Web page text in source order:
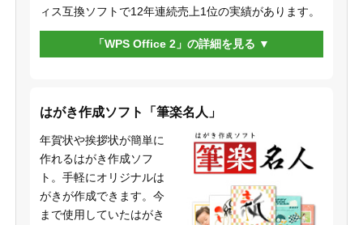
ィス互換ソフトで12年連続売上1位の実績があります。
「WPS Office 2」の詳細を見る
はがき作成ソフト「筆楽名人」
年賀状や挨拶状が簡単に
作れるはがき作成ソフ
ト。手軽にオリジナルは
がきが作成できます。今
まで使用していたはがき